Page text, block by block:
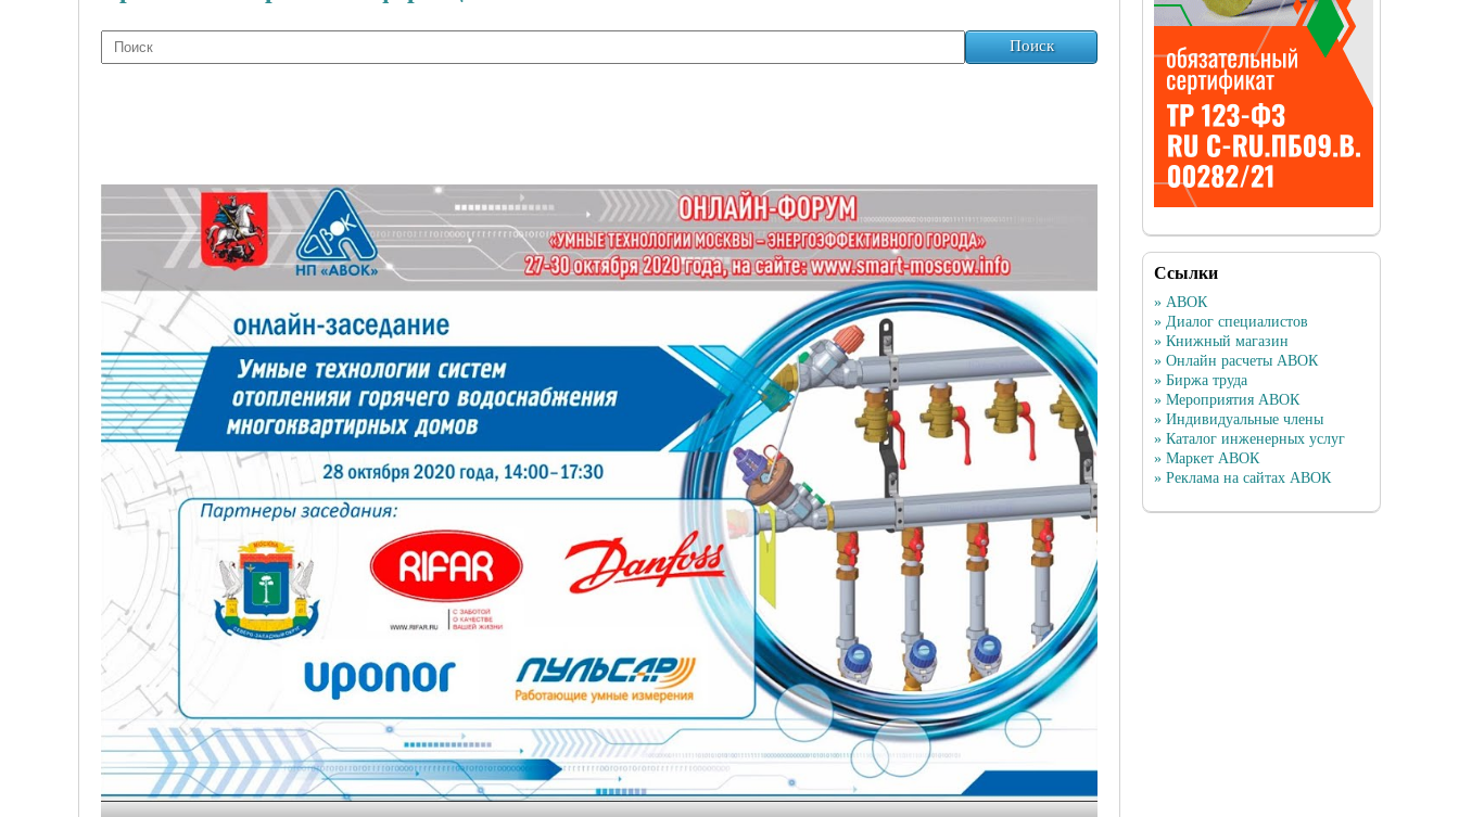
Поиск
Ссылки
» АВОК
» Диалог специалистов
» Книжный магазин
» Онлайн расчеты АВОК
» Биржа труда
» Мероприятия АВОК
» Индивидуальные члены
» Каталог инженерных услуг
» Маркет АВОК
» Реклама на сайтах АВОК